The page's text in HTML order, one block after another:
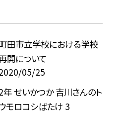
田市立学校における学校
開について
05/25
年 せいかつか 吉川さんのト
モロコシばたけ 3